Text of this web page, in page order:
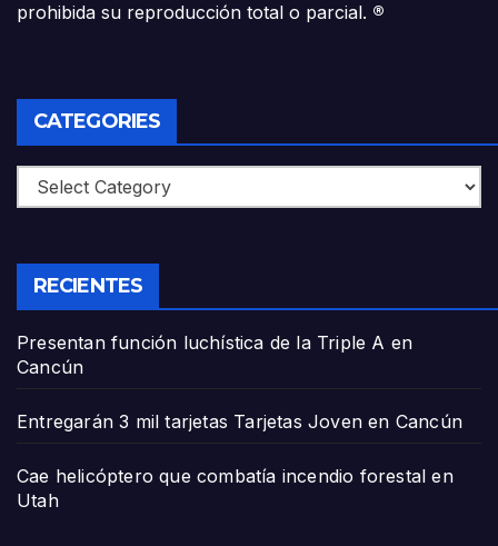
prohibida su reproducción total o parcial. ®
CATEGORIES
Categories
RECIENTES
Presentan función luchística de la Triple A en
Cancún
Entregarán 3 mil tarjetas Tarjetas Joven en Cancún
Cae helicóptero que combatía incendio forestal en
Utah